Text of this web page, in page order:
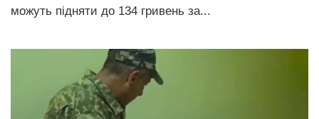
Технології
Привітання
Здоров’я
можуть підняти до 134 гривень за...